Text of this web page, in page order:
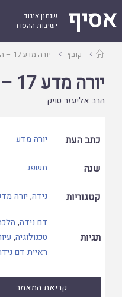
אסיף
שנתון איגוד
ישיבות ההסדר
עמודקובץ יורה מדע 17 – הצבעים בהלכה (ג)
יורה מדע 17 – הצבעים בהלכה (ג)
הרב אליעזר טויק
כתב העת יורה מדע
שנה תשפג
קטגוריות נידה, יורה
תגיות
דם נידה,
טכנולוגיה,
ראיית דם
קריאת המאמר